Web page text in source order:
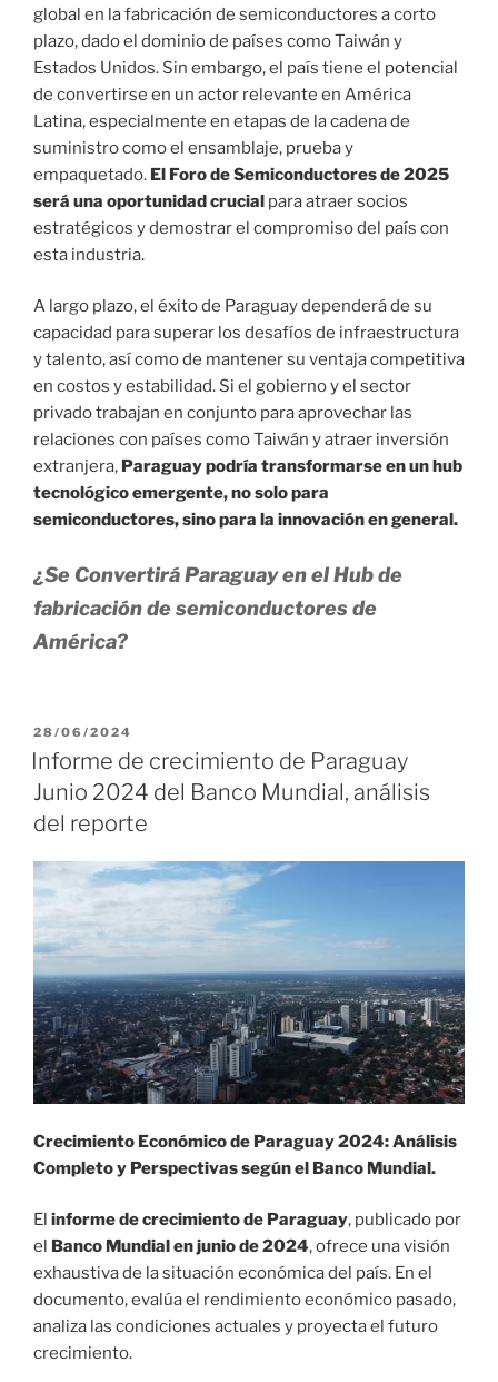
global en la fabricación de semiconductores a corto
plazo, dado el dominio de países como Taiwán y
Estados Unidos. Sin embargo, el país tiene el potencial
de convertirse en un actor relevante en América
Latina, especialmente en etapas de la cadena de
suministro como el ensamblaje, prueba y
empaquetado. El Foro de Semiconductores de 2025
será una oportunidad crucial para atraer socios
estratégicos y demostrar el compromiso del país con
esta industria.
A largo plazo, el éxito de Paraguay dependerá de su
capacidad para superar los desafíos de infraestructura
y talento, así como de mantener su ventaja competitiva
en costos y estabilidad. Si el gobierno y el sector
privado trabajan en conjunto para aprovechar las
relaciones con países como Taiwán y atraer inversión
extranjera, Paraguay podría transformarse en un hub
tecnológico emergente, no solo para
semiconductores, sino para la innovación en general.
¿Se Convertirá Paraguay en el Hub de
fabricación de semiconductores de
América?
P
U
B
C
O
L
28/06/2024
Informe de crecimiento de Paraguay
Junio 2024 del Banco Mundial, análisis
del reporte
Crecimiento Económico de Paraguay 2024: Análisis
Completo y Perspectivas según el Banco Mundial.
El informe de crecimiento de Paraguay, publicado por
el
Banco Mundial en junio de 2024, ofrece una visión
exhaustiva de la situación económica del país. En el
documento, evalúa el rendimiento económico pasado,
analiza las condiciones actuales y proyecta el futuro
crecimiento.